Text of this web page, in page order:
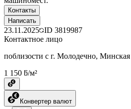
Контакты
Написать
23.11.2025 ID 3819987
Контактное лицо
поблизости с г. Молодечно, Минская
1 150 ƃ/м²
Конвертер валют